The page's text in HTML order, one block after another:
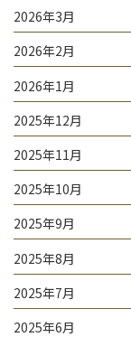
2026年3月
2026年2月
2026年1月
2025年12月
2025年11月
2025年10月
2025年9月
2025年8月
2025年7月
2025年6月